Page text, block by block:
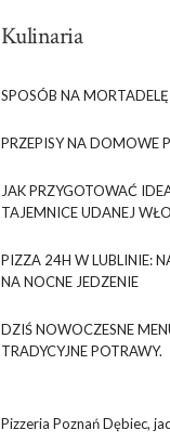
Kulinaria
SPOSÓB NA MORTADELĘ
PRZEPISY NA DOMOWE
JAK PRZYGOTOWAĆ
TAJEMNICE UDANEJ
PIZZA 24H W LUBLINIE:
NA NOCNE JEDZENIE
DZIŚ NOWOCZESNE
TRADYCYJNE POTRAWY.
Pizzeria Poznań Dębiec,